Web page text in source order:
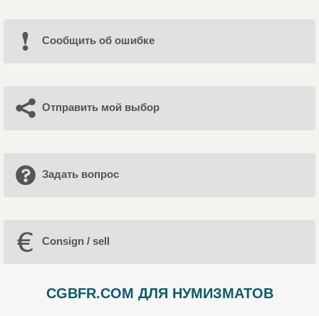
Cообщить об ошибке
Отправить мой выбор
Задать вопрос
Consign / sell
CGBFR.COM ДЛЯ НУМИЗМАТОВ